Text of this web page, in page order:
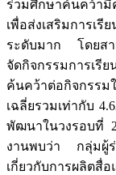
ร่วมศึกษาค้นคว้ามี
เพื่อส่งเสริมการเรี
ระดับมาก โดยสา
จัดกิจกรรมการเ
ค้นคว้าต่อกิจกรร
เฉลี่ยรวมเท่ากับ
พัฒนาในวงรอบที่
งานพบว่า กลุ่มผู้ร่
เกี่ยวกับการผลิตสื่